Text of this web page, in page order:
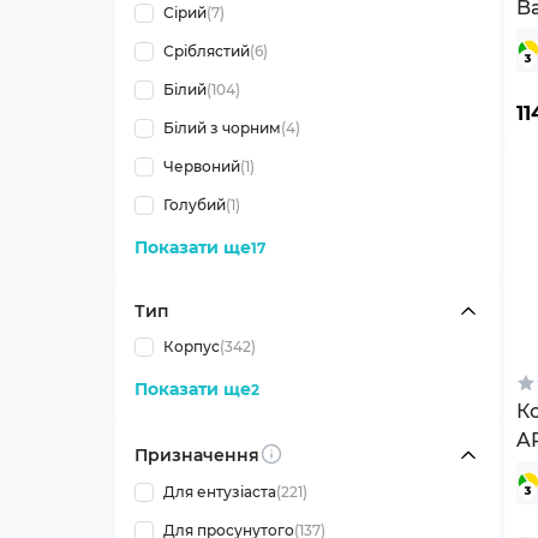
Сірий(7)
Сріблястий(6)
Білий(104)
Білий з чорним(4)
Червоний(1)
Голубий(1)
Показати ще17
Тип
Корпус(342)
Показати ще2
Призначення
Info
Для ентузіаста(221)
Для просунутого(137)